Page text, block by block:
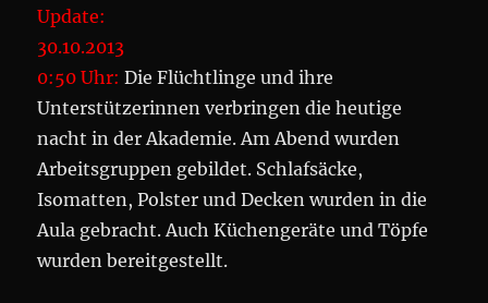
Update:
30.10.2013
0:50 Uhr: Die Flüchtlinge und ihre
Unterstützerinnen verbringen die heutige
nacht in der Akademie. Am Abend wurden
Arbeitsgruppen gebildet. Schlafsäcke,
Isomatten, Polster und Decken wurden in die
Aula gebracht. Auch Küchengeräte und Töpfe
wurden bereitgestellt.